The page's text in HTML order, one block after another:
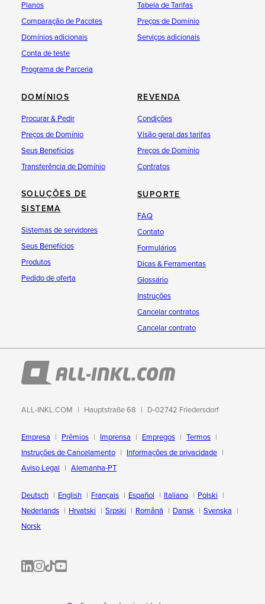
Planos
Comparação de Pacotes
Domínios adicionais
Conta de teste
Programa de Parceria
Tabela de Tarifas
Preços de Domínio
Serviços adicionais
DOMÍNIOS
Procurar & Pedir
Preços de Domínio
Seus Benefícios
Transferência de Domínio
REVENDA
Condições
Visão geral das tarifas
Preços de Domínio
Contratos
SOLUÇÕES DE
SISTEMA
Sistemas de servidores
Seus Benefícios
Produtos
Pedido de oferta
SUPORTE
FAQ
Contato
Formulários
Dicas & Ferramentas
Glossário
Instruções
Cancelar contratos
Cancelar contrato
ALL-INKL.COM Hauptstraße 68 D-02742 Friedersdorf
Empresa Prêmios Imprensa Empregos
Termos
Instruções de Cancelamento
Informações de privacidade
Aviso Legal
Alemanha-PT
Deutsch English Français Español Italiano
Polski
Nederlands
Hrvatski Srpski Română Dansk
Svenska
Norsk
ALL-INKL.COM | LinkedIn
ALL-INKL.COM • Instagram photos and videos
ALL-INKL.COM | TikTok
ALLINKL.COM - YouTube